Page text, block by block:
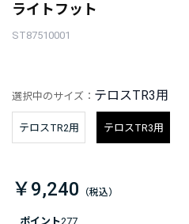
ライトフット
ST87510001
ポイント277
選択中のサイズ： テロスTR3用
テロスTR2用 テロスTR3用
￥9,240